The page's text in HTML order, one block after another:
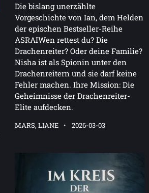
Die bislang unerzählte
Vorgeschichte von Ian, dem Helden
der epischen Bestseller-Reihe
ASRAIWen rettest du? Die
Drachenreiter? Oder deine Familie?
Nisha ist als Spionin unter den
Drachenreitern und sie darf keine
Fehler machen. Ihre Mission: Die
Geheimnisse der Drachenreiter-
Elite aufdecken.
MARS, LIANE 2026-03-03